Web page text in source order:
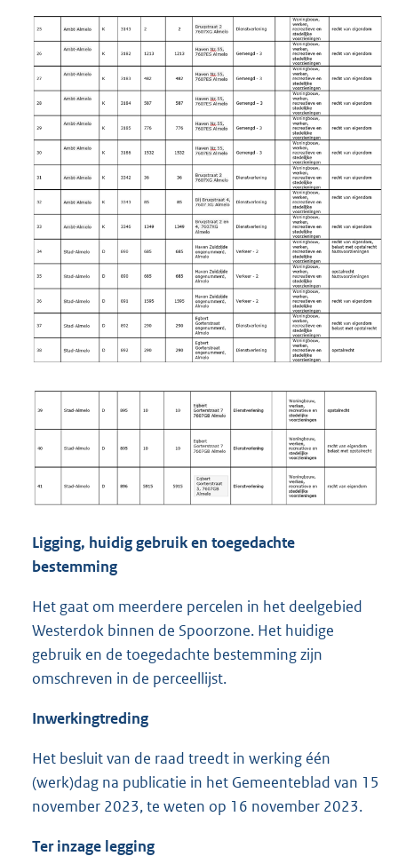
Ligging, huidig gebruik en toegedachte
bestemming
Het gaat om meerdere percelen in het deelgebied
Westerdok binnen de Spoorzone. Het huidige
gebruik en de toegedachte bestemming zijn
omschreven in de perceellijst.
Inwerkingtreding
Het besluit van de raad treedt in werking één
(werk)dag na publicatie in het Gemeenteblad van 15
november 2023, te weten op 16 november 2023.
Ter inzage legging